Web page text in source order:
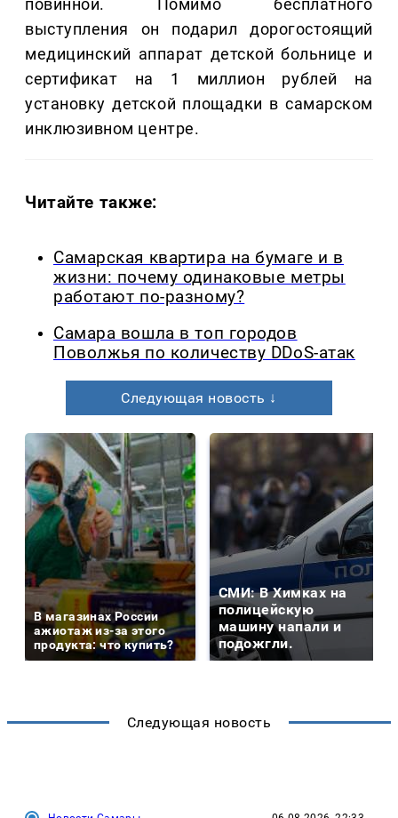
повинной. Помимо бесплатного
выступления он подарил дорогостоящий
медицинский аппарат детской больнице и
сертификат на 1 миллион рублей на
установку детской площадки в самарском
инклюзивном центре.
Читайте также:
Самарская квартира на бумаге и в
жизни: почему одинаковые метры
работают по-разному?
Самара вошла в топ городов
Поволжья по количеству DDoS-атак
Следующая новость ↓
В магазинах России
ажиотаж из-за этого
продукта: что купить?
СМИ: В Химках на
полицейскую
машину напали и
подожгли.
Следующая новость